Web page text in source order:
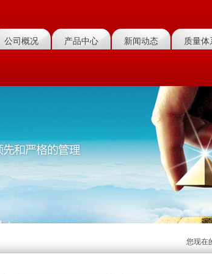
公司概况 产品中心 新闻动态 质量体
您现在